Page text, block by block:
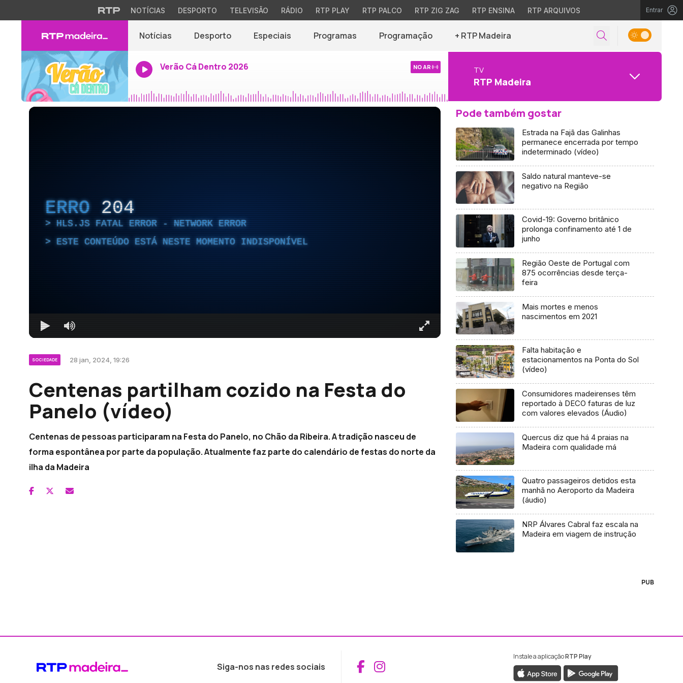
NOTÍCIAS DESPORTO TELEVISÃO RÁDIO RTP PLAY RTP PALCO RTP ZIG ZAG RTP ENSINA RTP ARQUIVOS Entrar
Notícias Desporto Especiais Programas Programação + RTP Madeira
Verão Cá Dentro 2026 NO AR TV
RTP Madeira
ERRO 204
HLS.JS FATAL ERROR - NETWORK ERROR
ESTE CONTEÚDO ESTÁ NESTE MOMENTO INDISPONÍVEL
SOCIEDADE 28 jan, 2024, 19:26
Centenas partilham cozido na Festa do
Panelo (vídeo)
Centenas de pessoas participaram na Festa do Panelo, no Chão da Ribeira. A tradição nasceu de
forma espontânea por parte da população. Atualmente faz parte do calendário de festas do norte da
ilha da Madeira
Pode também gostar
Estrada na Fajã das Galinhas
permanece encerrada por tempo
indeterminado (vídeo)
Saldo natural manteve-se
negativo na Região
Covid-19: Governo britânico
prolonga confinamento até 1 de
junho
Região Oeste de Portugal com
875 ocorrências desde terça-
feira
Mais mortes e menos
nascimentos em 2021
Falta habitação e
estacionamentos na Ponta do Sol
(vídeo)
Consumidores madeirenses têm
reportado à DECO faturas de luz
com valores elevados (Áudio)
Quercus diz que há 4 praias na
Madeira com qualidade má
Quatro passageiros detidos esta
manhã no Aeroporto da Madeira
(áudio)
NRP Álvares Cabral faz escala na
Madeira em viagem de instrução
PUB
Siga-nos nas redes sociais Aceder ao Facebook da RTP Madeira
Aceder ao Instagram da RTP Madeira
Instale a aplicaçãoRTP Play